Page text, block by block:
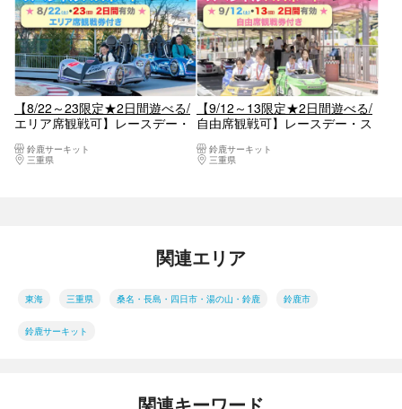
【8/22～23限定★2日間遊べる/
エリア席観戦可】レースデー・
鈴鹿サーキット
三重県
桑名・長島・四日市・湯の山・鈴鹿
【9/12～13限定★2日間遊べる/
自由席観戦可】レースデー・ス
鈴鹿サーキット
三重県
関連エリア
東海 三重県 桑名・長島・四日市・湯の山・鈴鹿 鈴鹿市
鈴鹿サーキット